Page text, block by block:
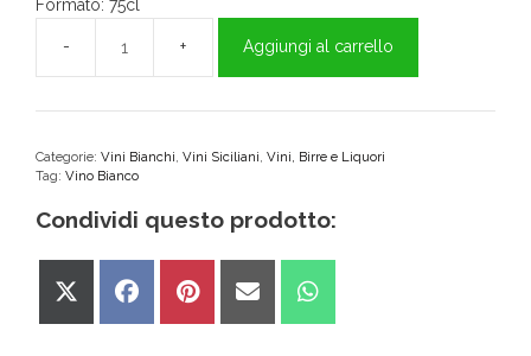
Formato: 75cl
Terre
della
Baronia
DOP
MILAZZO
quantità
Aggiungi al carrello
Categorie: Vini Bianchi Vini Siciliani Vini, Birre e Liquori
Tag: Vino Bianco
Condividi questo prodotto:
Share
Share
Share
Share
Share